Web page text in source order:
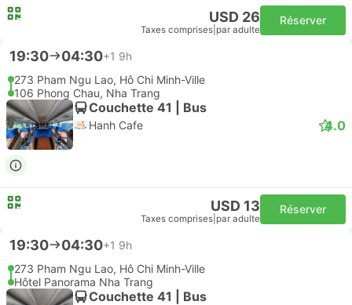
USD 26
Taxes comprises par adulte
Réserver
19:30 04:30+1 9h
273 Pham Ngu Lao, Hô Chi Minh-Ville
106 Phong Chau, Nha Trang
Couchette 41 | Bus
Hanh Cafe 4.0
USD 13
Taxes comprises par adulte
Réserver
19:30 04:30+1 9h
273 Pham Ngu Lao, Hô Chi Minh-Ville
Hôtel Panorama Nha Trang
Couchette 41 | Bus